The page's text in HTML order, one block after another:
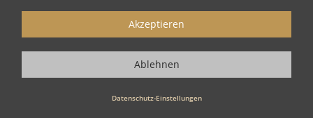
Starten Sie mit dem Button 'Kostenlos anfragen' eine Anfrage an die für
Sie interessanten Solomusiker - also z. B. bestimmte Sänger. Diesen
Datenschutz-Einstellungen
Akzeptieren
Ablehnen